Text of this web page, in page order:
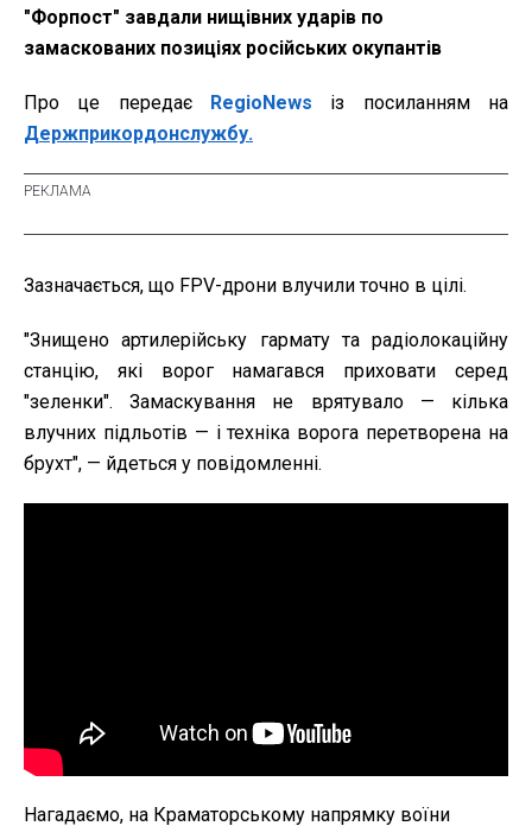
"Форпост" завдали нищівних ударів по
замаскованих позиціях російських окупантів
Про це передає RegioNews із посиланням на
Держприкордонслужбу.
Зазначається, що FPV-дрони влучили точно в цілі.
"Знищено артилерійську гармату та радіолокаційну
станцію, які ворог намагався приховати серед
"зеленки". Замаскування не врятувало — кілька
влучних підльотів — і техніка ворога перетворена на
брухт", — йдеться у повідомленні.
Нагадаємо, на Краматорському напрямку воїни